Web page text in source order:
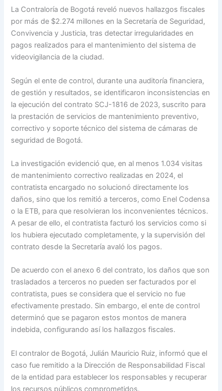
La Contraloría de Bogotá reveló nuevos hallazgos fiscales
por más de $2.274 millones en la Secretaría de Seguridad,
Convivencia y Justicia, tras detectar irregularidades en
pagos realizados para el mantenimiento del sistema de
videovigilancia de la ciudad.
Según el ente de control, durante una auditoría financiera,
de gestión y resultados, se identificaron inconsistencias en
la ejecución del contrato SCJ-1816 de 2023, suscrito para
la prestación de servicios de mantenimiento preventivo,
correctivo y soporte técnico del sistema de cámaras de
seguridad de Bogotá.
La investigación evidenció que, en al menos 1.034 visitas
de mantenimiento correctivo realizadas en 2024, el
contratista encargado no solucionó directamente los
daños, sino que los remitió a terceros, como Enel Codensa
o la ETB, para que resolvieran los inconvenientes técnicos.
A pesar de ello, el contratista facturó los servicios como si
los hubiera ejecutado completamente, y la supervisión del
contrato desde la Secretaría avaló los pagos.
De acuerdo con el anexo 6 del contrato, los daños que son
trasladados a terceros no pueden ser facturados por el
contratista, pues se considera que el servicio no fue
efectivamente prestado. Sin embargo, el ente de control
determinó que se pagaron estos montos de manera
indebida, configurando así los hallazgos fiscales.
El contralor de Bogotá, Julián Mauricio Ruiz, informó que el
caso fue remitido a la Dirección de Responsabilidad Fiscal
de la entidad para establecer los responsables y recuperar
los recursos públicos comprometidos.